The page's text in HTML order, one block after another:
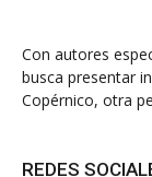
Con autores
busca presentar
Copérnico, otra
REDES